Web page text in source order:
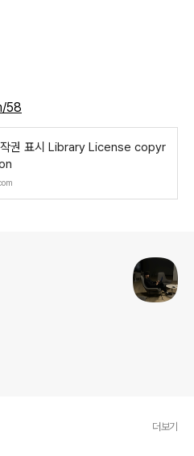
58
권 표시 Library License copyr
더보기